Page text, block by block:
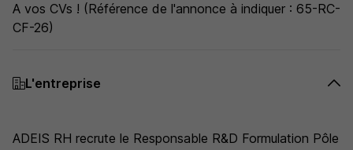
A vos CVs ! (Référence de l'annonce à indiquer : 65-RC-
CF-26)
L'entreprise
ADEIS RH recrute le Responsable R&D Formulation Pôle